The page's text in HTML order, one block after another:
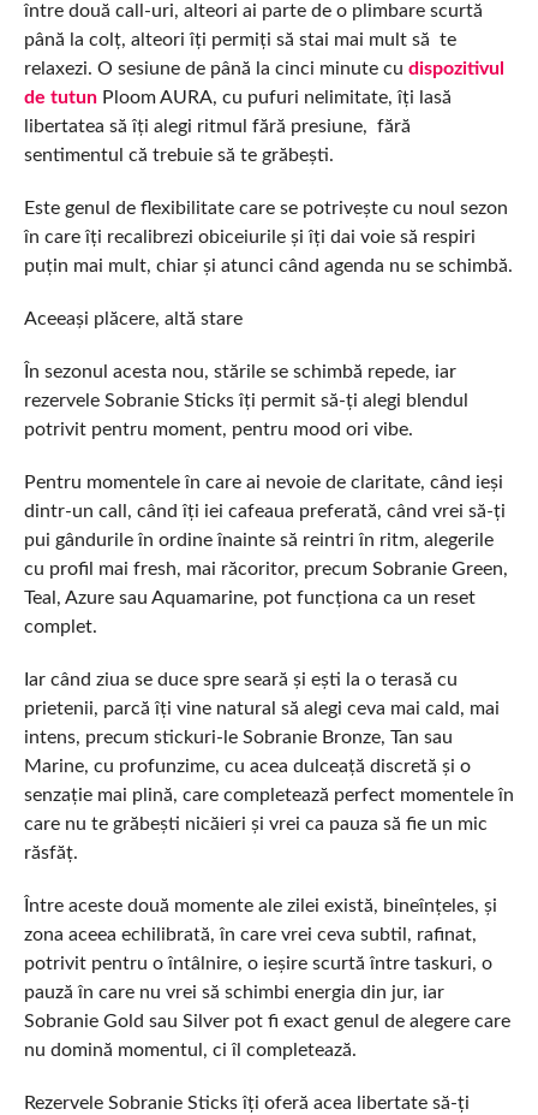
între două call-uri, alteori ai parte de o plimbare scurtă
până la colț, alteori îți permiți să stai mai mult să te
relaxezi. O sesiune de până la cinci minute cu dispozitivul
de tutunPloom AURA, cu pufuri nelimitate, îți lasă
libertatea să îți alegi ritmul fără presiune, fără
sentimentul că trebuie să te grăbești.
Este genul de flexibilitate care se potrivește cu noul sezon
în care îți recalibrezi obiceiurile și îți dai voie să respiri
puțin mai mult, chiar și atunci când agenda nu se schimbă.
Aceeași plăcere, altă stare
În sezonul acesta nou, stările se schimbă repede, iar
rezervele Sobranie Sticks îți permit să-ți alegi blendul
potrivit pentru moment, pentru mood ori vibe.
Pentru momentele în care ai nevoie de claritate, când ieși
dintr-un call, când îți iei cafeaua preferată, când vrei să-ți
pui gândurile în ordine înainte să reintri în ritm, alegerile
cu profil mai fresh, mai răcoritor, precum Sobranie Green,
Teal, Azure sau Aquamarine, pot funcționa ca un reset
complet.
Iar când ziua se duce spre seară și ești la o terasă cu
prietenii, parcă îți vine natural să alegi ceva mai cald, mai
intens, precum stickuri-le Sobranie Bronze, Tan sau
Marine, cu profunzime, cu acea dulceață discretă și o
senzație mai plină, care completează perfect momentele în
care nu te grăbești nicăieri și vrei ca pauza să fie un mic
răsfăț.
Între aceste două momente ale zilei există, bineînțeles, și
zona aceea echilibrată, în care vrei ceva subtil, rafinat,
potrivit pentru o întâlnire, o ieșire scurtă între taskuri, o
pauză în care nu vrei să schimbi energia din jur, iar
Sobranie Gold sau Silver pot fi exact genul de alegere care
nu domină momentul, ci îl completează.
Rezervele Sobranie Sticks îți oferă acea libertate să-ți